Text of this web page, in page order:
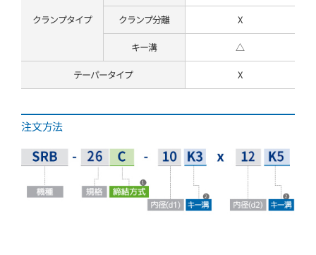
クランプタイプ クランプ分離 X
キー溝 △
テーパータイプ X
注文方法